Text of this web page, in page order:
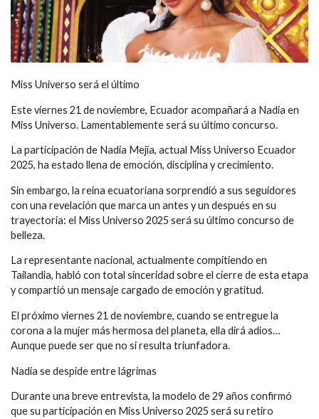
Miss Universo será el último
Este viernes 21 de noviembre, Ecuador acompañará a Nadia en
Miss Universo. Lamentablemente será su último concurso.
La participación de Nadia Mejía, actual Miss Universo Ecuador
2025, ha estado llena de emoción, disciplina y crecimiento.
Sin embargo, la reina ecuatoriana sorprendió a sus seguidores
con una revelación que marca un antes y un después en su
trayectoria: el Miss Universo 2025 será su último concurso de
belleza.
La representante nacional, actualmente compitiendo en
Tailandia, habló con total sinceridad sobre el cierre de esta etapa
y compartió un mensaje cargado de emoción y gratitud.
El próximo viernes 21 de noviembre, cuando se entregue la
corona a la mujer más hermosa del planeta, ella dirá adios…
Aunque puede ser que no si resulta triunfadora.
Nadia se despide entre lágrimas
Durante una breve entrevista, la modelo de 29 años confirmó
que su participación en Miss Universo 2025 será su retiro